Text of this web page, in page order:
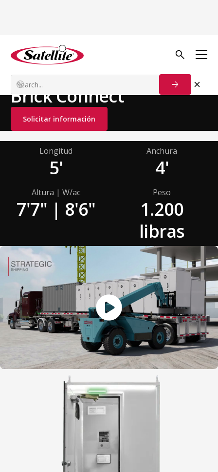
Ver todos los productos
Unidades modulares
Brick Connect
Solicitar información
Longitud
5'
Anchura
4'
Altura | W/ac
7'7" | 8'6"
Peso
1.200
libras